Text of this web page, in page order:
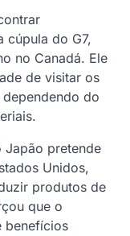
cúpula do G7,
no Canadá. Ele
de visitar os
do
Japão pretende
Unidos,
produtos de
que o
benefícios